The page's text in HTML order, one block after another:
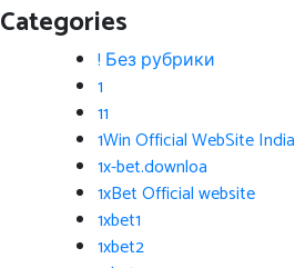
Categories
! Без рубрики
1
11
1Win Official WebSite India
1x-bet.downloa
1xBet Official website
1xbet1
1xbet2